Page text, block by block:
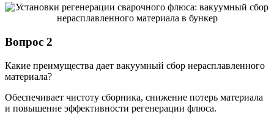
Вопрос 2
Какие преимущества дает вакуумный сбор нерасплавленного
материала?
Обеспечивает чистоту сборника, снижение потерь материала
и повышение эффективности регенерации флюса.